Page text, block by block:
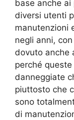
base anche
diversi utenti
manutenzioni
negli anni,
dovuto anche
perché
danneggiate
piuttosto che
sono
di